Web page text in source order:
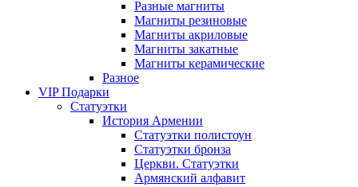
Разные магниты
Магниты резиновые
Магниты акриловые
Магниты закатные
Магниты керамические
Разное
VIP Подарки
Статуэтки
История Армении
Статуэтки полистоун
Статуэтки бронза
Церкви. Статуэтки
Армянский алфавит